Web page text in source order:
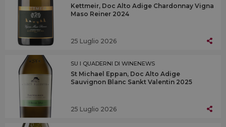
Kettmeir, Doc Alto Adige Chardonnay Vigna
Maso Reiner 2024
25 Luglio 2026
SU I QUADERNI DI WINENEWS
St Michael Eppan, Doc Alto Adige
Sauvignon Blanc Sankt Valentin 2025
25 Luglio 2026